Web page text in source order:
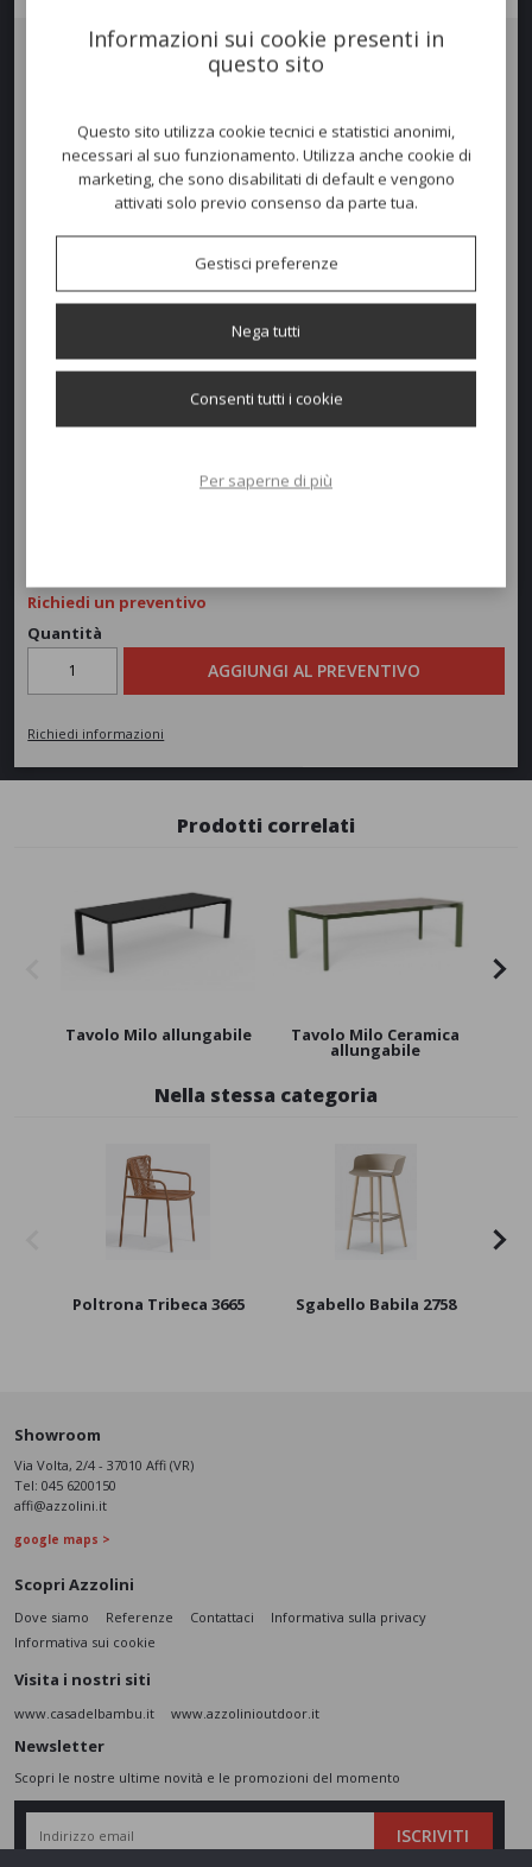
in alluminio verniciato a polvere, seduta e schienale
per soddisfare l'uso privato e l'uso Contract.Impilabile. Per un
maggiore comfort si consiglia utilizzo di cuscineria extra.
Larghezza:59cm
Richiedi un preventivo
Quantità
AGGIUNGI AL PREVENTIVO
Richiedi informazioni
Prodotti correlati
Tavolo Milo allungabile Tavolo Milo Ceramica
allungabile
Nella stessa categoria
Poltrona Tribeca 3665 Sgabello Babila 2758
Showroom
Via Volta, 2/4 - 37010 Affi (VR)
Tel: 045 6200150
affi@azzolini.it
google maps >
Scopri Azzolini
Dove siamo Referenze Contattaci
Informativa sulla privacy
Informativa sui cookie
Visita i nostri siti
www.casadelbambu.it www.azzolinioutdoor.it
Newsletter
Scopri le nostre ultime novità e le promozioni del momento
ISCRIVITI
Informazioni sui cookie presenti in
questo sito
Questo sito utilizza cookie tecnici e statistici anonimi,
necessari al suo funzionamento. Utilizza anche cookie di
marketing, che sono disabilitati di default e vengono
attivati solo previo consenso da parte tua.
Gestisci preferenze
Nega tutti
Consenti tutti i cookie
Per saperne di più